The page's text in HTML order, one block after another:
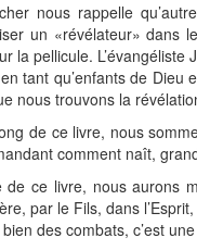
nous rappelle
un «révélateur» dans
la pellicule.
tant qu’enfants de Dieu
nous trouvons la
de ce livre, nous
comment naît,
de ce livre, nous aurons
par le Fils, dans
des combats, c’est